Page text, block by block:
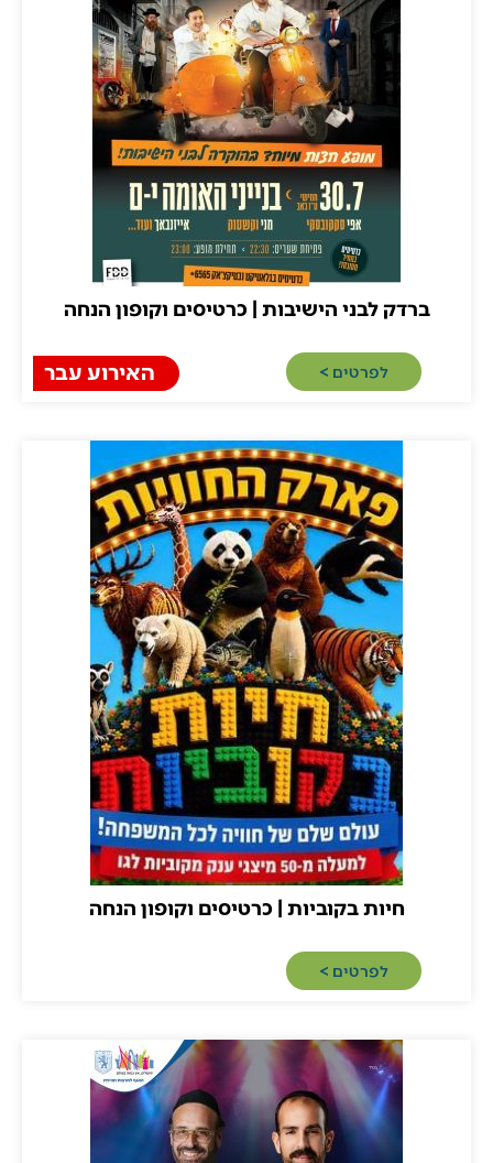
ברדק לבני הישיבות | כרטיסים וקופון הנחה
לפרטים >​ האירוע עבר
חיות בקוביות | כרטיסים וקופון הנחה
לפרטים >​